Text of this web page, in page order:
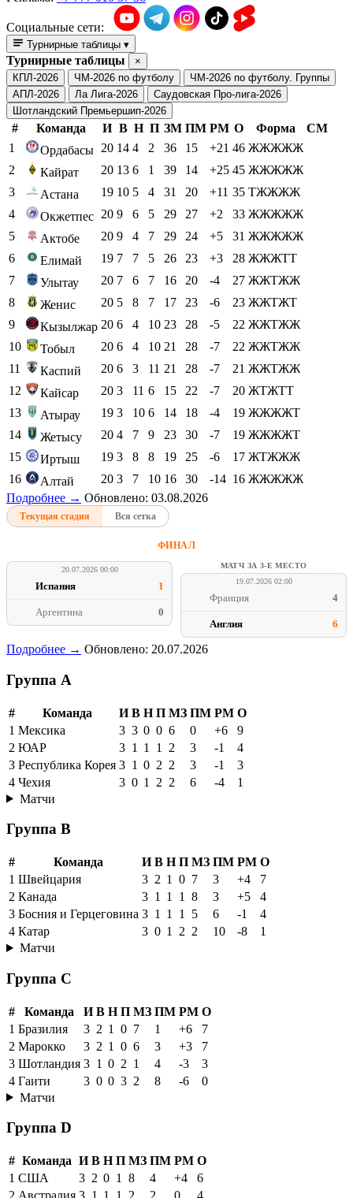
Социальные сети:
Турнирные таблицы ▾
Турнирные таблицы
×
КПЛ-2026
ЧМ-2026 по футболу
ЧМ-2026 по футболу. Группы
АПЛ-2026
Ла Лига-2026
Саудовская Про-лига-2026
Шотландский Премьершип-2026
# Команда И В Н П ЗМ ПМ РМ О Форма
СМ
1
Ордабасы 20 14 4 2 36 15 +21 46 ЖЖЖЖЖ
2
Кайрат 20 13 6 1 39 14 +25 45 ЖЖЖЖЖ
3
Астана 19 10 5 4 31 20 +11 35 ТЖЖЖЖ
4
Окжетпес 20 9 6 5 29 27 +2 33 ЖЖЖЖЖ
5
Актобе 20 9 4 7 29 24 +5 31 ЖЖЖЖЖ
6
Елимай 19 7 7 5 26 23 +3 28 ЖЖЖТТ
7
Улытау 20 7 6 7 16 20 -4 27 ЖЖТЖЖ
8
Женис 20 5 8 7 17 23 -6 23 ЖЖТЖТ
9
Кызылжар 20 6 4 10 23 28 -5 22 ЖЖТЖЖ
10
Тобыл 20 6 4 10 21 28 -7 22 ЖЖТЖЖ
11
Каспий 20 6 3 11 21 28 -7 21 ЖЖТЖЖ
12
Кайсар 20 3 11 6 15 22 -7 20 ЖТЖТТ
13
Атырау 19 3 10 6 14 18 -4 19 ЖЖЖЖТ
14
Жетысу 20 4 7 9 23 30 -7 19 ЖЖЖЖТ
15
Иртыш 19 3 8 8 19 25 -6 17 ЖТЖЖЖ
16
Алтай 20 3 7 10 16 30 -14 16 ЖЖЖЖЖ
Подробнее → Обновлено: 03.08.2026
Текущая стадия Вся сетка
ФИНАЛ
20.07.2026 00:00
Испания 1
Аргентина 0
МАТЧ ЗА 3-Е МЕСТО
19.07.2026 02:00
Франция 4
Англия 6
Подробнее → Обновлено: 20.07.2026
Группа A
# Команда И В Н П МЗ ПМ РМ О
1 Мексика 3 3 0 0 6 0 +6
9
2 ЮАР 3 1 1 1 2 3 -1
4
3 Республика Корея 3 1 0 2 2 3 -1
3
4 Чехия 3 0 1 2 2 6 -4
1
Матчи
Группа B
# Команда И В Н П МЗ ПМ РМ О
1 Швейцария 3 2 1 0 7 3 +4
7
2 Канада 3 1 1 1 8 3 +5
4
3 Босния и Герцеговина 3 1 1 1 5 6 -1
4
4 Катар 3 0 1 2 2 10 -8
1
Матчи
Группа C
# Команда И В Н П МЗ ПМ РМ О
1 Бразилия 3 2 1 0 7 1 +6
7
2 Марокко 3 2 1 0 6 3 +3
7
3 Шотландия 3 1 0 2 1 4 -3
3
4 Гаити 3 0 0 3 2 8 -6
0
Матчи
Группа D
# Команда И В Н П МЗ ПМ РМ О
1 США 3 2 0 1 8 4 +4
6
2 Австралия 3 1 1 1 2 2 0 4